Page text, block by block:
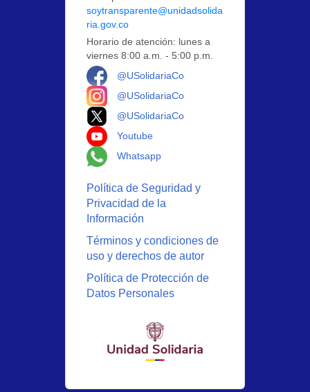
soytransparente@unidadsolida
ria.gov.co
Horario de atención: lunes a
viernes 8:00 a.m. - 5:00 p.m.
@USolidariaCo
@USolidariaCo
@USolidariaCo
Youtube
Whatsapp
Política de Seguridad y
Privacidad de la
Información
Términos y condiciones de
uso y derechos de autor
Política de Protección de
Datos Personales